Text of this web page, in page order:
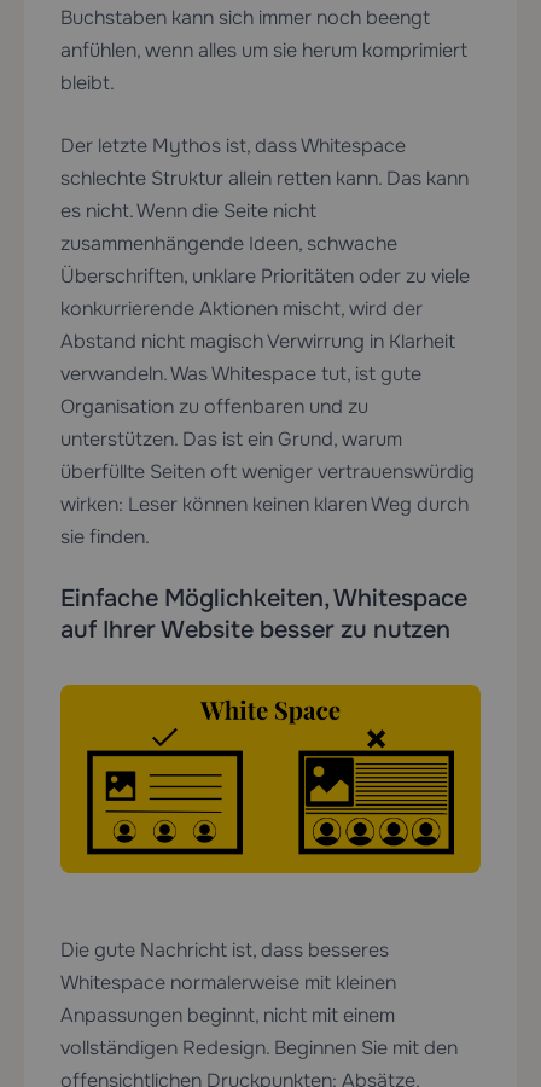
Buchstaben kann sich immer noch beengt
anfühlen, wenn alles um sie herum komprimiert
bleibt.
Der letzte Mythos ist, dass Whitespace
schlechte Struktur allein retten kann. Das kann
es nicht. Wenn die Seite nicht
zusammenhängende Ideen, schwache
Überschriften, unklare Prioritäten oder zu viele
konkurrierende Aktionen mischt, wird der
Abstand nicht magisch Verwirrung in Klarheit
verwandeln. Was Whitespace tut, ist gute
Organisation zu offenbaren und zu
unterstützen. Das ist ein Grund, warum
überfüllte Seiten oft weniger vertrauenswürdig
wirken: Leser können keinen klaren Weg durch
sie finden.
Einfache Möglichkeiten, Whitespace
auf Ihrer Website besser zu nutzen
Die gute Nachricht ist, dass besseres
Whitespace normalerweise mit kleinen
Anpassungen beginnt, nicht mit einem
vollständigen Redesign. Beginnen Sie mit den
offensichtlichen Druckpunkten: Absätze,